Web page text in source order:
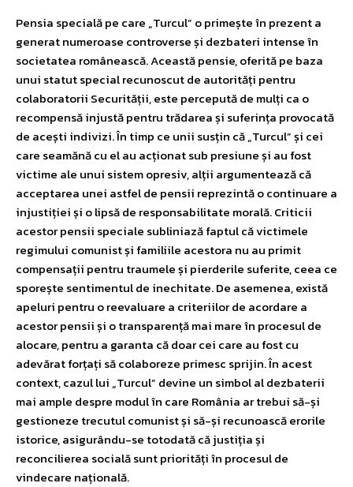
Pensia specială pe care „Turcul” o primește în prezent a
generat numeroase controverse și dezbateri intense în
societatea românească. Această pensie, oferită pe baza
unui statut special recunoscut de autorități pentru
colaboratorii Securității, este percepută de mulți ca o
recompensă injustă pentru trădarea și suferința provocată
de acești indivizi. În timp ce unii susțin că „Turcul” și cei
care seamănă cu el au acționat sub presiune și au fost
victime ale unui sistem opresiv, alții argumentează că
acceptarea unei astfel de pensii reprezintă o continuare a
injustiției și o lipsă de responsabilitate morală. Criticii
acestor pensii speciale subliniază faptul că victimele
regimului comunist și familiile acestora nu au primit
compensații pentru traumele și pierderile suferite, ceea ce
sporește sentimentul de inechitate. De asemenea, există
apeluri pentru o reevaluare a criteriilor de acordare a
acestor pensii și o transparență mai mare în procesul de
alocare, pentru a garanta că doar cei care au fost cu
adevărat forțați să colaboreze primesc sprijin. În acest
context, cazul lui „Turcul” devine un simbol al dezbaterii
mai ample despre modul în care România ar trebui să-și
gestioneze trecutul comunist și să-și recunoască erorile
istorice, asigurându-se totodată că justiția și
reconcilierea socială sunt priorități în procesul de
vindecare națională.